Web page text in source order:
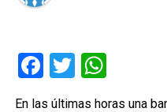
Facebook
Twitter
En las últimas horas una